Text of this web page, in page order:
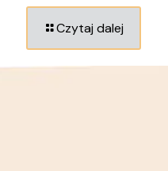
Czytaj dalej